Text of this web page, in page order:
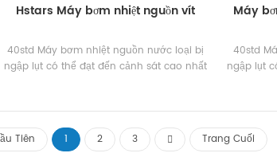
Hstars Máy bơm nhiệt nguồn vít
40std Máy bơm nhiệt nguồn nước loại bị
ngập lụt có thể đạt đến cảnh sát cao nhất
Máy
40std
ngập lụt
Tiên 1 2 3
Trang Cuối